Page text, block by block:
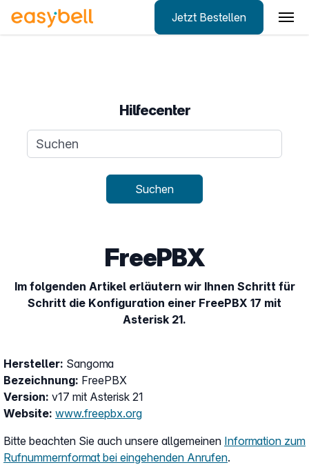
Jetzt Bestellen
Hilfecenter
Suchanfrage
Suchen
FreePBX
Im folgenden Artikel erläutern wir Ihnen Schritt für
Schritt die Konfiguration einer FreePBX 17 mit
Asterisk 21.
Hersteller: Sangoma
Bezeichnung: FreePBX
Version: v17 mit Asterisk 21
Website: www.freepbx.org
Bitte beachten Sie auch unsere allgemeinen Information zum
Rufnummernformat bei eingehenden Anrufen.